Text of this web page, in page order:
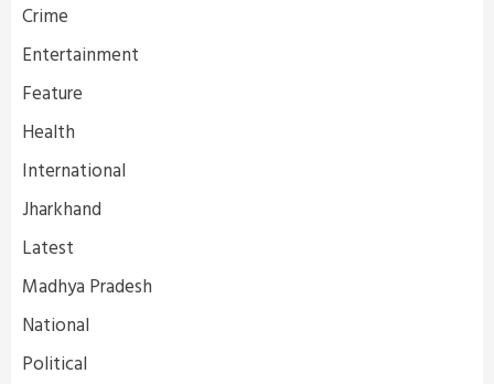
Crime
Entertainment
Feature
Health
International
Jharkhand
Latest
Madhya Pradesh
National
Political